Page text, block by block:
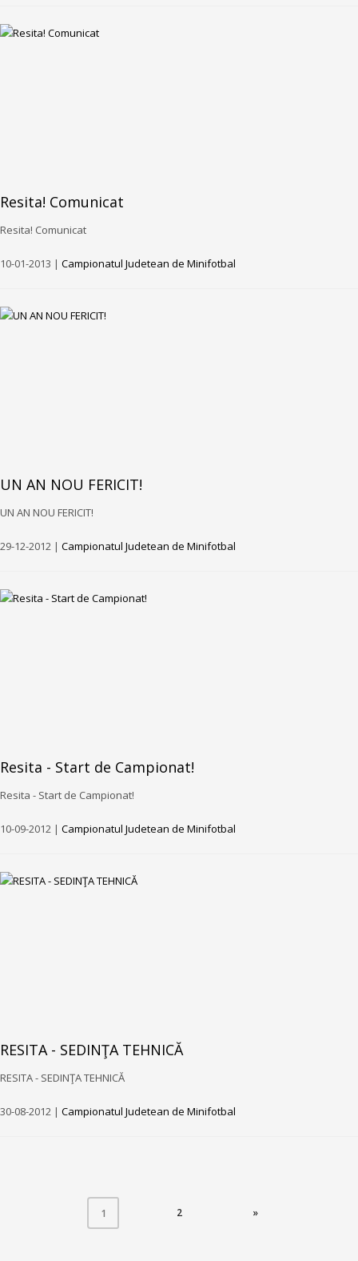
Resita! Comunicat
Resita! Comunicat
10-01-2013 | Campionatul Judetean de Minifotbal
UN AN NOU FERICIT!
UN AN NOU FERICIT!
29-12-2012 | Campionatul Judetean de Minifotbal
Resita - Start de Campionat!
Resita - Start de Campionat!
10-09-2012 | Campionatul Judetean de Minifotbal
RESITA - SEDINŢA TEHNICĂ
RESITA - SEDINŢA TEHNICĂ
30-08-2012 | Campionatul Judetean de Minifotbal
1 2 »